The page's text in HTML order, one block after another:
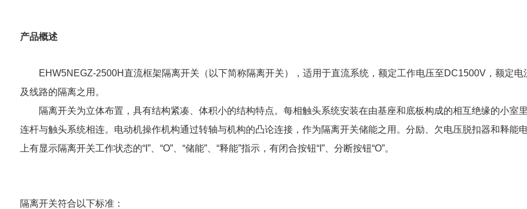
产品概述
EHW5NEGZ-2500H直流框架隔离开关（以下简称隔离开关），适用于直流系统，额定工作电压至DC1500V，额定
及线路的隔离之用。
隔离开关为立体布置，具有结构紧凑、体积小的结构特点。每相触头系统安装在由基座和底板构成的相互绝缘的小室
连杆与触头系统相连。电动机操作机构通过转轴与机构的凸论连接，作为隔离开关储能之用。分励、欠电压脱扣器和释能
上有显示隔离开关工作状态的“I”、“O”、“储能”、“释能”指示，有闭合按钮“I”、分断按钮“O”。
隔离开关符合以下标准：